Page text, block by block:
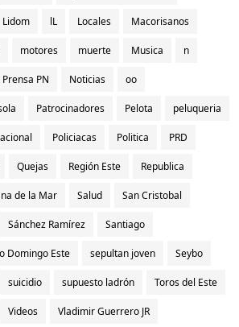
Lidom lL Locales Macorisanos
motores muerte Musica n
PN Noticias oo
Patrocinadores Pelota peluqueria
Policiacas Politica PRD
Quejas Región Este Republica
de la Mar Salud San Cristobal
Sánchez Ramírez Santiago
Domingo Este sepultan joven Seybo
suicidio supuesto ladrón Toros del Este
Videos Vladimir Guerrero JR